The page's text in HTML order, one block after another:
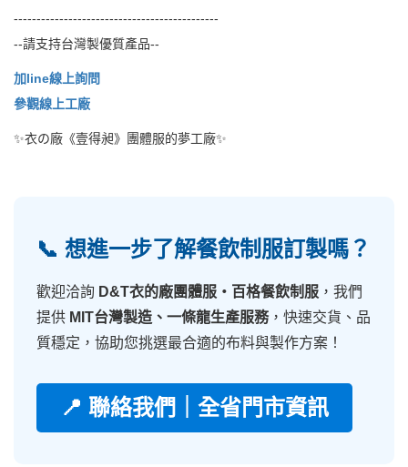
---------------------------------------------
--請支持台灣製優質產品--
加line線上詢問
參觀線上工廠
✨衣の廠《壹得昶》團體服的夢工廠✨
📞 想進一步了解餐飲制服訂製嗎？
歡迎洽詢 D&T衣的廠團體服・百格餐飲制服 ，我們
提供 MIT台灣製造、一條龍生產服務，快速交貨、品
質穩定，協助您挑選最合適的布料與製作方案！
📍 聯絡我們｜全省門市資訊